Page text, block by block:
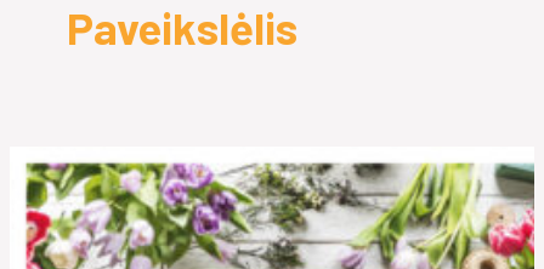
Paveikslėlis